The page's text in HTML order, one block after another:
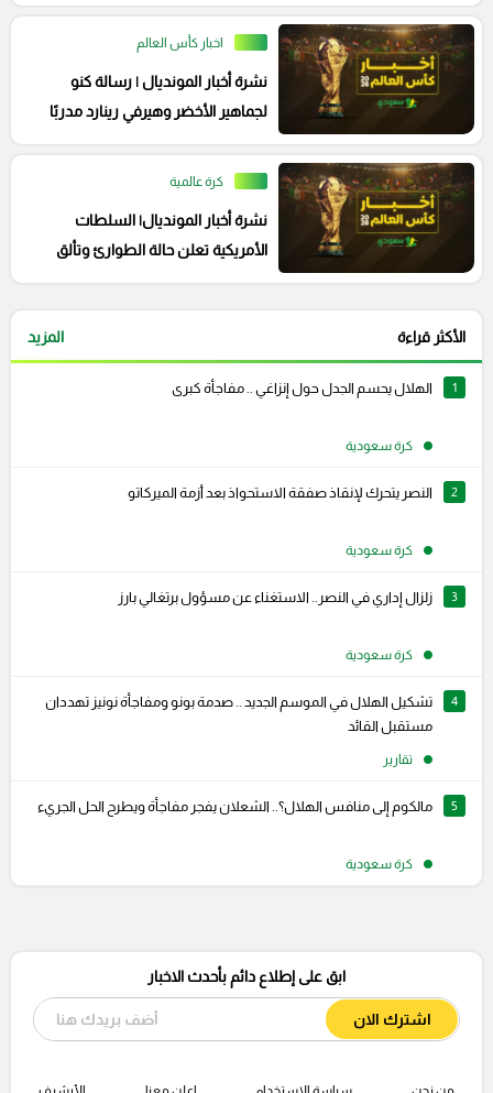
اخبار كأس العالم
نشرة أخبار المونديال | رسالة كنو
لجماهير الأخضر وهيرفي رينارد مدربًا
كرة عالمية
نشرة أخبار المونديال| السلطات
الأمريكية تعلن حالة الطوارئ وتألق
الأكثر قراءة المزيد
1 الهلال يحسم الجدل حول إنزاغي .. مفاجأة كبرى
كرة سعودية
2 النصر يتحرك لإنقاذ صفقة الاستحواذ بعد أزمة الميركاتو
كرة سعودية
3 زلزال إداري في النصر.. الاستغناء عن مسؤول برتغالي بارز
كرة سعودية
4
تشكيل الهلال في الموسم الجديد .. صدمة بونو ومفاجأة نونيز تهددان
مستقبل القائد
تقارير
5 مالكوم إلى منافس الهلال؟.. الشعلان يفجر مفاجأة ويطرح الحل الجريء
كرة سعودية
ابق على إطلاع دائم بأحدث الاخبار
اشترك الان